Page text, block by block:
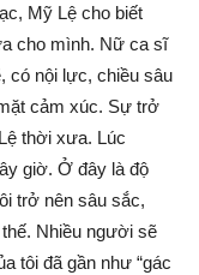
Mỹ Lệ cho biết
cho mình. Nữ ca sĩ
có nội lực, chiều sâu
cảm xúc. Sự trở
thời xưa. Lúc
giờ. Ở đây là độ
trở nên sâu sắc,
Nhiều người sẽ
tôi đã gần như “gác